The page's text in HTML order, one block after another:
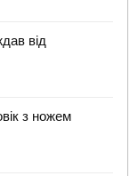
від
з ножем